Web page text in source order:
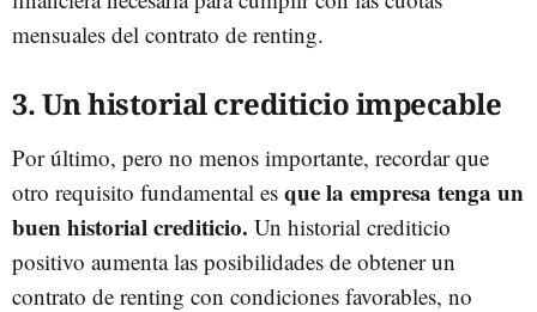
mensuales del contrato de renting.
3. Un historial crediticio impecable
Por último, pero no menos importante, recordar que
otro requisito fundamental es que la empresa tenga un
buen historial crediticio. Un historial crediticio
positivo aumenta las posibilidades de obtener un
contrato de renting con condiciones favorables, no